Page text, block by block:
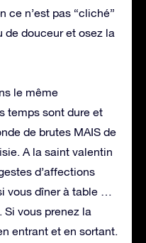
ce n’est pas “cliché”
de douceur et osez la
le même
temps sont dure et
de brutes MAIS de
A la saint valentin
d’affections
vous dîner à table …
vous prenez la
entrant et en sortant.